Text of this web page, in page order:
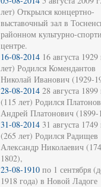
лет) Открылся концертно-
выставочный зал в
районном культурно-
центре.
16-08-2014 16 августа
лет) Родился Комендантов
Николай Иванович (1929-
28-08-2014 28 августа 1899
(115 лет) Родился Платонов
Андрей Платонович (1899-
31-08-2014 31 августа 1749
(265 лет) Родился Радищев
Александр Николаевич
1802),
23-08-1910 по 1 сентября
1918 года) в Новой Ладоге